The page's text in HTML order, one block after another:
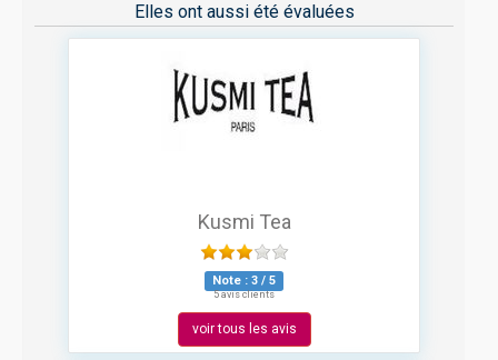
Elles ont aussi été évaluées
Kusmi Tea
Note : 3 / 5
5 avis clients
voir tous les avis